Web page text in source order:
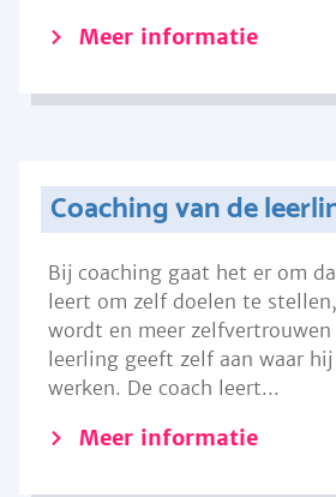
Meer informatie
Coaching van de
Bij coaching gaat het er om
leert om zelf doelen te
wordt en meer
leerling geeft zelf aan waar
werken. De coach leert...
Meer informatie